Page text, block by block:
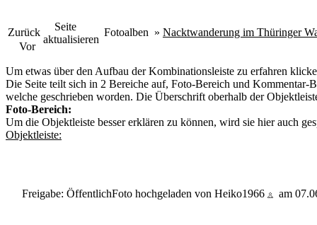
Zurück
Vor
Seite
aktualisieren
Fotoalben » Nacktwanderung im Thüringer
Um etwas über den Aufbau der Kombinationsleiste zu erfahren
Die Seite teilt sich in 2 Bereiche auf, Foto-Bereich und
welche geschrieben worden. Die Überschrift oberhalb der
Foto-Bereich:
Um die Objektleiste besser erklären zu können, wird sie hier auch
Objektleiste:
Freigabe: ÖffentlichFoto hochgeladen von Heiko1966 am